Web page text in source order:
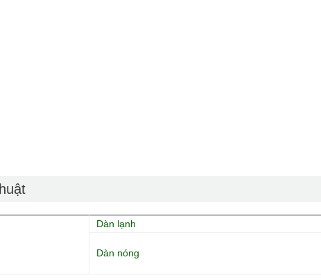
Dàn lạnh
Dàn nóng